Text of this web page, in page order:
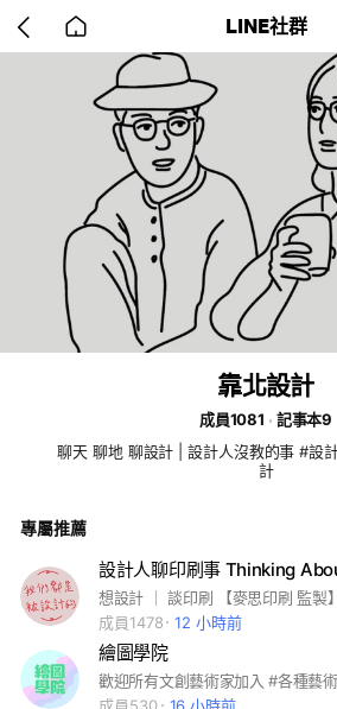
back
to
home
LINE社群
靠北設計
成員1081
記事本9
聊天 聊地 聊設計 | 設計人沒教的事 #設
計
專屬推薦
設計人聊印刷事 Thinking
想設計 ｜ 談印刷 【麥思印刷 監製】
成員1478
12 小時前
繪圖學院